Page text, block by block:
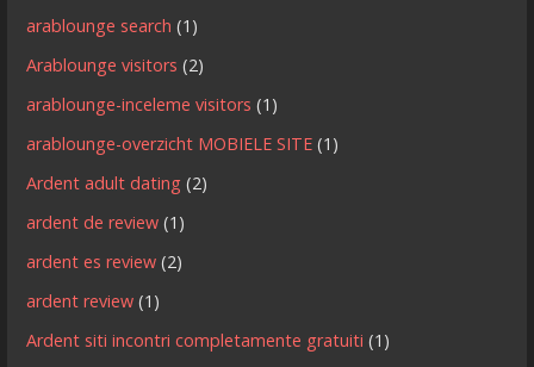
arablounge search (1)
Arablounge visitors (2)
arablounge-inceleme visitors (1)
arablounge-overzicht MOBIELE SITE (1)
Ardent adult dating (2)
ardent de review (1)
ardent es review (2)
ardent review (1)
Ardent siti incontri completamente gratuiti (1)